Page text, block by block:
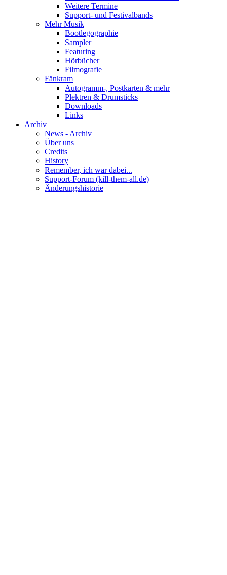
Weitere Termine
Support- und Festivalbands
Mehr Musik
Bootlegographie
Sampler
Featuring
Hörbücher
Filmografie
Fänkram
Autogramm-, Postkarten & mehr
Plektren & Drumsticks
Downloads
Links
Archiv
News - Archiv
Über uns
Credits
History
Remember, ich war dabei...
Support-Forum (kill-them-all.de)
Änderungshistorie